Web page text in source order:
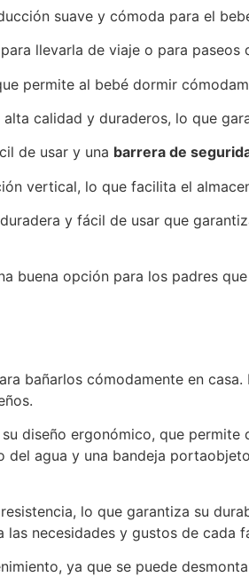
suave y cómoda para el
llevarla de viaje o para paseos
permite al bebé dormir
calidad y duraderos, lo que
de usar y una barrera de
vertical, lo que facilita el
y fácil de usar que
buena opción para los padres
bañarlos cómodamente en
su diseño ergonómico, que
agua y una bandeja
lo que garantiza su
necesidades y gustos de cada
ya que se puede